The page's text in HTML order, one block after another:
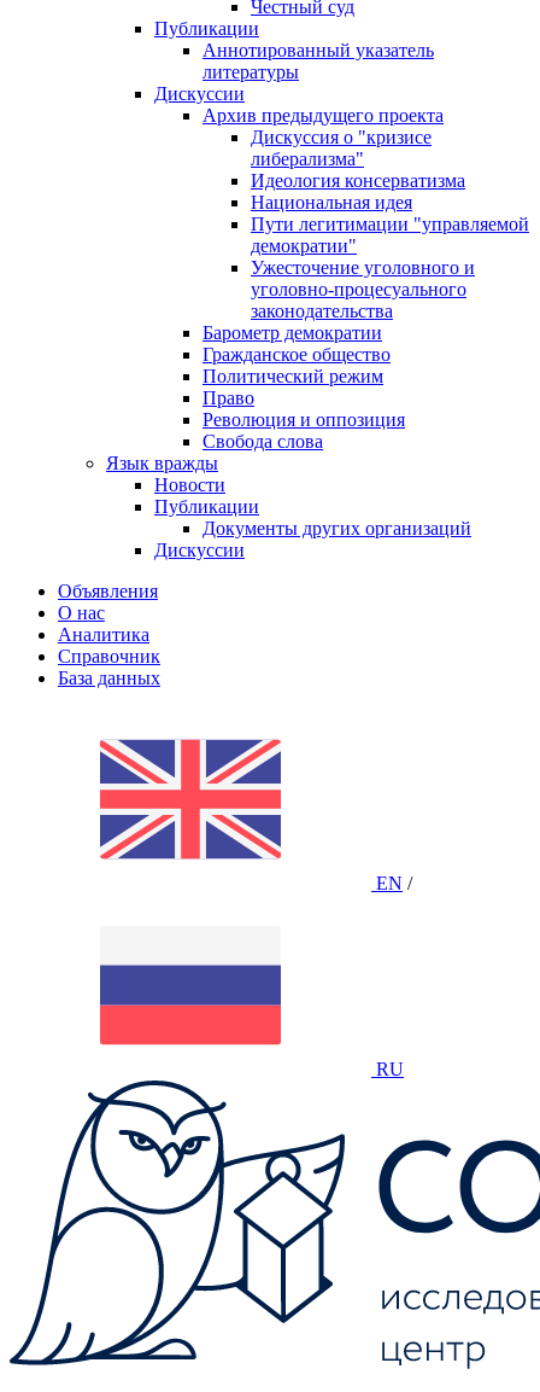
Честный суд
Публикации
Аннотированный указатель
литературы
Дискуссии
Архив предыдущего проекта
Дискуссия о "кризисе
либерализма"
Идеология консерватизма
Национальная идея
Пути легитимации "управляемой
демократии"
Ужесточение уголовного и
уголовно-процесуального
законодательства
Барометр демократии
Гражданское общество
Политический режим
Право
Революция и оппозиция
Свобода слова
Язык вражды
Новости
Публикации
Документы других организаций
Дискуссии
Объявления
О нас
Аналитика
Справочник
База данных
EN /
RU